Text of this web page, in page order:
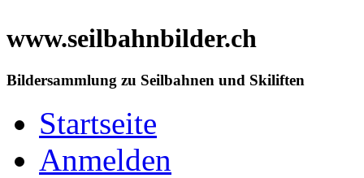
www.seilbahnbilder.ch
Bildersammlung zu Seilbahnen und Skiliften
Startseite
Anmelden